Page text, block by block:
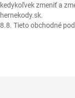
kedykoľvek zmeniť a
hernekody.sk.
8.8. Tieto obchodné